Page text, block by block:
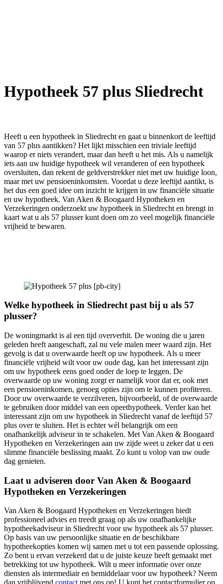
Hypotheek 57 plus Sliedrecht
Heeft u een hypotheek in Sliedrecht en gaat u binnenkort de leeftijd
van 57 plus aantikken? Het lijkt misschien een triviale leeftijd
waarop er niets verandert, maar dan heeft u het mis. Als u namelijk
iets aan uw huidige hypotheek wil veranderen of een hypotheek
oversluiten, dan rekent de geldverstrekker niet met uw huidige loon,
maar met uw pensioeninkomsten. Voordat u deze leeftijd aantikt, is
het dus een goed idee om inzicht te krijgen in uw financiële situatie
en uw hypotheek. Van Aken & Boogaard Hypotheken en
Verzekeringen onderzoekt uw hypotheek in Sliedrecht en brengt in
kaart wat u als 57 plusser kunt doen om zo veel mogelijk financiële
vrijheid te bewaren.
Welke hypotheek in Sliedrecht past bij u als 57
plusser?
De woningmarkt is al een tijd oververhit. De woning die u jaren
geleden heeft aangeschaft, zal nu vele malen meer waard zijn. Het
gevolg is dat u overwaarde heeft op uw hypotheek. Als u meer
financiële vrijheid wilt voor uw oude dag, kan het interessant zijn
om uw hypotheek eens goed onder de loep te leggen. De
overwaarde op uw woning zorgt er namelijk voor dat er, ook met
een pensioeninkomen, genoeg opties zijn om te kunnen profiteren.
Door uw overwaarde te verzilveren, bijvoorbeeld, of de overwaarde
te gebruiken door middel van een opeethypotheek. Verder kan het
interessant zijn om uw hypotheek in Sliedrecht vanaf de leeftijd 57
plus over te sluiten. Het is echter wél belangrijk om een
onafhankelijk adviseur in te schakelen. Met Van Aken & Boogaard
Hypotheken en Verzekeringen aan uw zijde weet u zeker dat u een
slimme financiële beslissing maakt. Zo kunt u volop van uw oude
dag genieten.
Laat u adviseren door Van Aken & Boogaard
Hypotheken en Verzekeringen
Van Aken & Boogaard Hypotheken en Verzekeringen biedt
professioneel advies en treedt graag op als uw onafhankelijke
hypotheekadviseur in Sliedrecht voor uw hypotheek als 57 plusser.
Op basis van uw persoonlijke situatie en de beschikbare
hypotheekopties komen wij samen met u tot een passende oplossing.
Zo bent u ervan verzekerd dat u de juiste keuze heeft gemaakt met
betrekking tot uw hypotheek. Wilt u meer informatie over onze
diensten als intermediair en bemiddelaar voor uw hypotheek? Neem